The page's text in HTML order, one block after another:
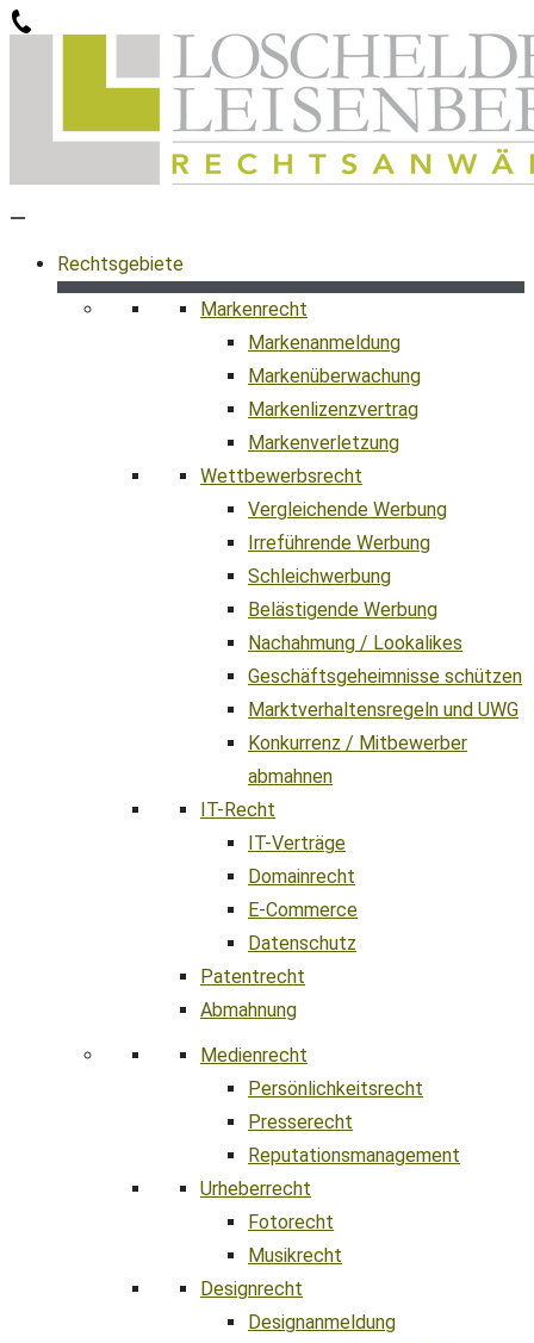
Zum
Rechtsgebiete
Markenrecht
Markenanmeldung
Markenüberwachung
Markenlizenzvertrag
Markenverletzung
Wettbewerbsrecht
Vergleichende Werbung
Irreführende Werbung
Schleichwerbung
Belästigende Werbung
Nachahmung / Lookalikes
Geschäftsgeheimnisse schützen
Marktverhaltensregeln und UWG
Konkurrenz / Mitbewerber
abmahnen
IT-Recht
IT-Verträge
Domainrecht
E-Commerce
Datenschutz
Patentrecht
Abmahnung
Medienrecht
Persönlichkeitsrecht
Presserecht
Reputationsmanagement
Urheberrecht
Fotorecht
Musikrecht
Designrecht
Designanmeldung